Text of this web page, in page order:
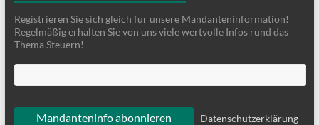
Registrieren Sie sich gleich für unsere Mandanteninformation!
Regelmäßig erhalten Sie von uns viele wertvolle Infos rund das
Thema Steuern!
Datenschutzerklärung